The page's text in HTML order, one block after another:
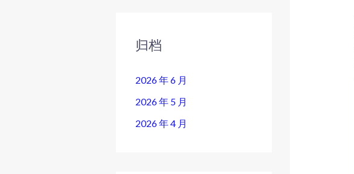
归档
2026 年 6 月
2026 年 5 月
2026 年 4 月